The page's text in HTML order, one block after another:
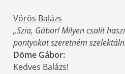
Vörös Balázs
„Szia, Gábor! Milyen csalit
pontyokat szeretném
Döme Gábor:
Kedves Balázs!